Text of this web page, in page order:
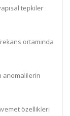
tepkiler
ortamında
anomalilerin
özellikleri